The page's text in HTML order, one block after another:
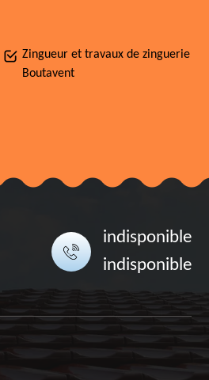
Zingueur et travaux de zinguerie
Boutavent
indisponible
indisponible